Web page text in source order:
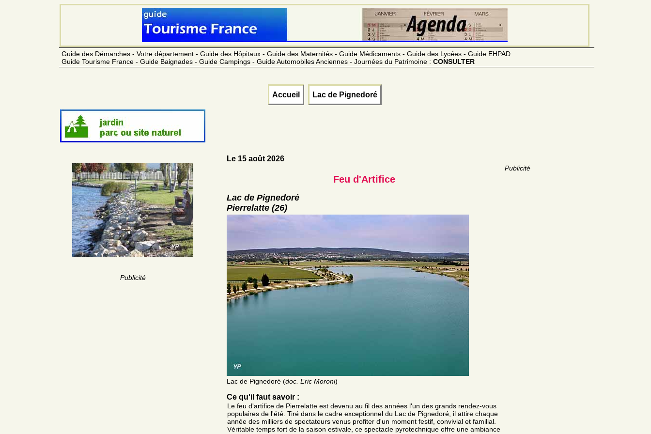
Guide des Démarches - Votre département - Guide des Hôpitaux - Guide des Maternités - Guide Médicaments - Guide des Lycées - Guide EHPAD
Guide Tourisme France - Guide Baignades - Guide Campings - Guide Automobiles Anciennes - Journées du Patrimoine : CONSULTER
Accueil Lac de Pignedoré
Publicité
Publicité
Le 15 août 2026
Feu d'Artifice
Lac de Pignedoré
Pierrelatte (26)
Lac de Pignedoré (doc. Eric Moroni)
Ce qu'il faut savoir :
Le feu d'artifice de Pierrelatte est devenu au fil des années l'un des grands rendez-vous
populaires de l'été. Tiré dans le cadre exceptionnel du Lac de Pignedoré, il attire chaque
année des milliers de spectateurs venus profiter d'un moment festif, convivial et familial.
Véritable temps fort de la saison estivale, ce spectacle pyrotechnique offre une ambiance